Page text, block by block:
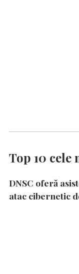
Top 10 cele
DNSC oferă
atac cibernetic